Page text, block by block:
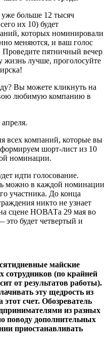
больше 12 тысяч
их 10) будет
которых номинировали
меняются, и ваш голос
пятничный вечер
жизнь лучше, проголосуйте
Вы можете кликнуть на
любимую компанию в
всех компаний, которые вы
шорт-лист из 10
номинации.
идти голосование.
можно в каждой номинации
участника. До конца
никто не узнает
сцене НОВАТа 29 мая во
будет четвертый и
майские
(по крайней
от результатов работы).
эту щедрость из
счет. Обозреватель
из разных
поводу дополнительных
приостанавливать